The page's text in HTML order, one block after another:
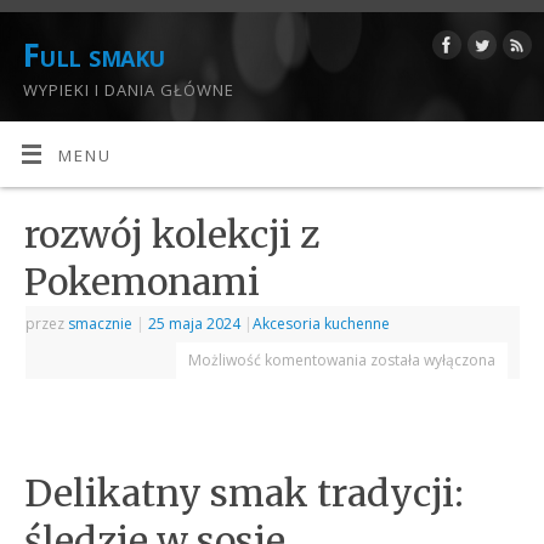
Full smaku
WYPIEKI I DANIA GŁÓWNE
MENU
rozwój kolekcji z
Pokemonami
przez smacznie | 25 maja 2024 |Akcesoria kuchenne
Możliwość komentowania została wyłączona
Delikatny smak tradycji: